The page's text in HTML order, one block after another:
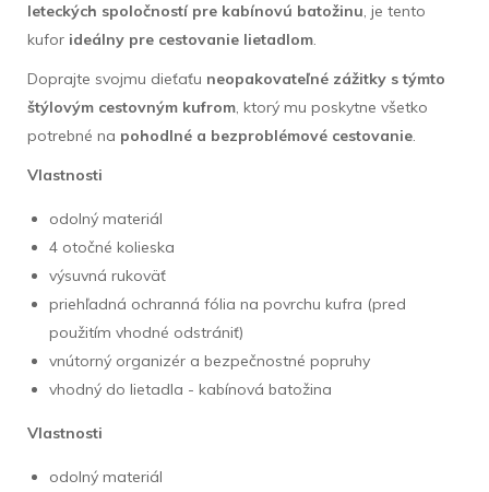
leteckých spoločností pre kabínovú batožinu, je tento
kufor ideálny pre cestovanie lietadlom.
Doprajte svojmu dieťaťu neopakovateľné zážitky s týmto
štýlovým cestovným kufrom, ktorý mu poskytne všetko
potrebné na pohodlné a bezproblémové cestovanie.
Vlastnosti
odolný materiál
4 otočné kolieska
výsuvná rukoväť
priehľadná ochranná fólia na povrchu kufra (pred
použitím vhodné odstrániť)
vnútorný organizér a bezpečnostné popruhy
vhodný do lietadla - kabínová batožina
Vlastnosti
odolný materiál